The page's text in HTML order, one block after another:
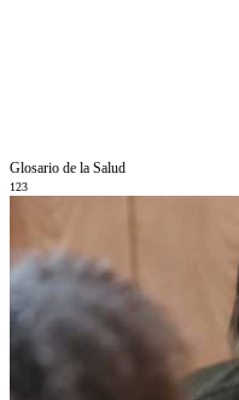
Glosario de la Salud
123